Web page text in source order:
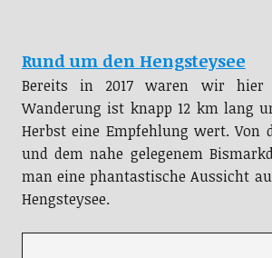
Rund um den Hengsteysee
Bereits in 2017 waren wir hier
Wanderung ist knapp 12 km lang
Herbst eine Empfehlung wert. Von
und dem nahe gelegenem
man eine phantastische Aussicht
Hengsteysee.